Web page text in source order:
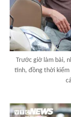
Trước giờ làm bài,
tĩnh, đồng thời